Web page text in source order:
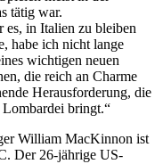
tätig war.
es, in Italien zu bleiben
habe ich nicht lange
wichtigen neuen
die reich an Charme
Herausforderung, die
bringt.“
William MacKinnon ist
Der 26-jährige US-